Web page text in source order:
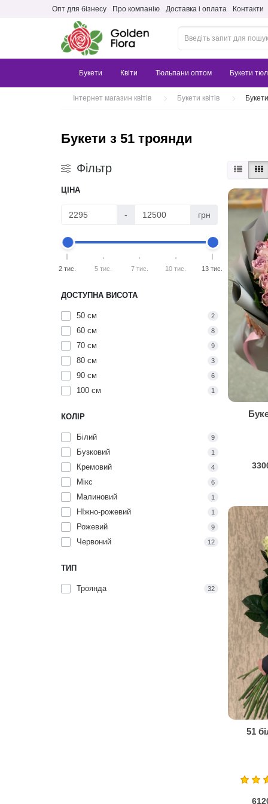
Опт для бізнесу Про компанію Доставка і оплата Контакти
Букети Квіти Тюльпани оптом Букети
Інтернет магазин квітів Букети квітів
Букети з 51 троянди
Фільтр
ЦІНА
- грн
2 тис. 5 тис. 7 тис. 10 тис. 13 тис.
ДОСТУПНА ВИСОТА
50 см 2
60 см 8
70 см 9
80 см 3
90 см 6
100 см 1
КОЛІР
Білий 9
Бузковий 1
Кремовий 4
Мікс 6
Малиновий 1
НІжно-рожевий 1
Рожевий 9
Червоний 12
ТИП
Троянда 32
51